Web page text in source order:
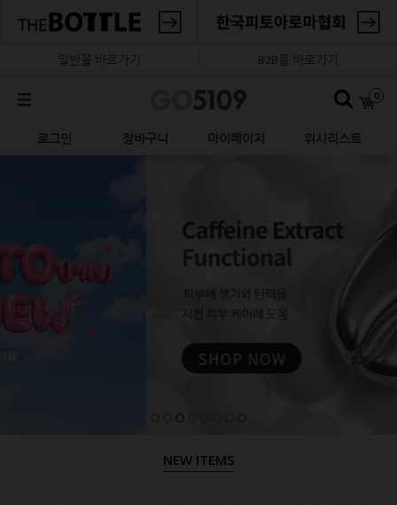
일반몰 바로가기 B2B몰 바로가기
0
로그인 장바구니 마이페이지 위시리스트
NEW ITEMS